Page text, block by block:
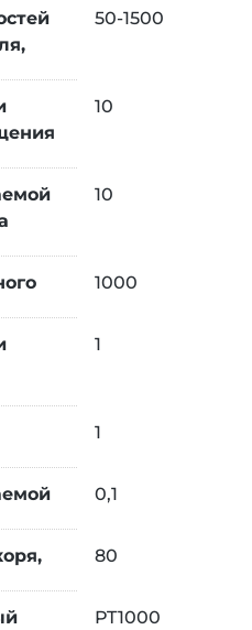
50-1500
10
10
1000
1
1
0,1
80
PT1000